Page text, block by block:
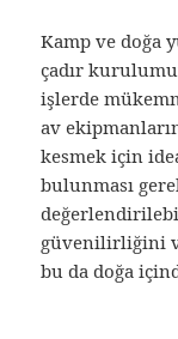
Kamp ve doğa
çadır
işlerde
av
kesmek için
bulunması
güvenilirliğini
bu da doğa